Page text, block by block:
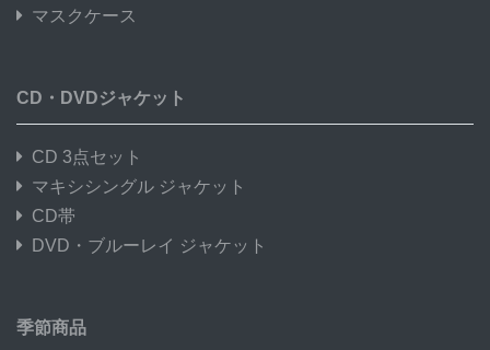
マスクケース
CD・DVDジャケット
CD 3点セット
マキシシングル ジャケット
CD帯
DVD・ブルーレイ ジャケット
季節商品